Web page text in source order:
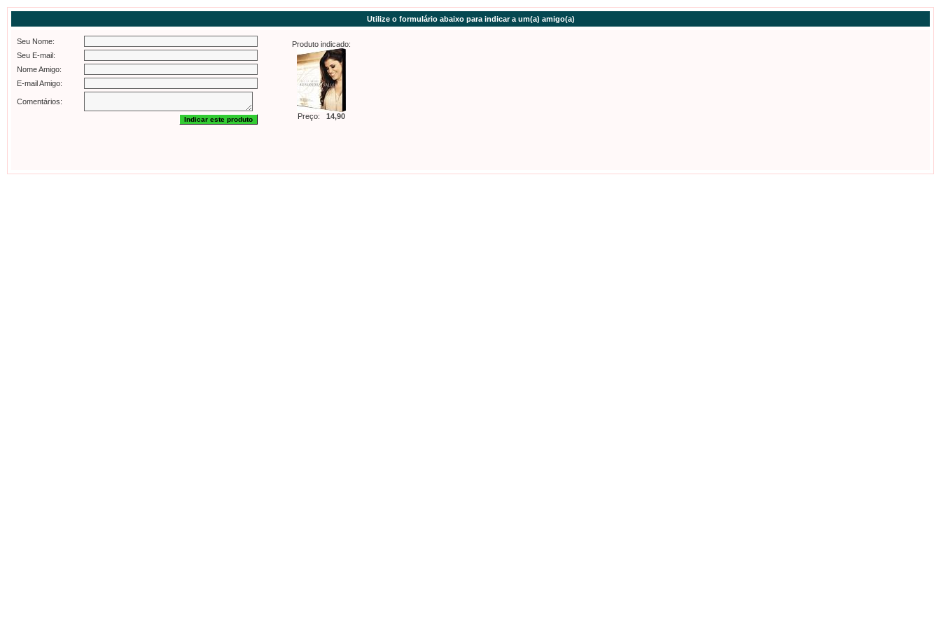
Utilize o formulário abaixo para indicar a um(a) amigo(a)
Seu Nome: Produto indicado:
Preço: 14,90
Seu E-mail:
Nome Amigo:
E-mail Amigo:
Comentários: